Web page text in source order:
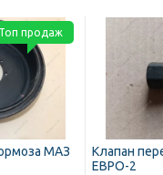
МАЗ
Топ продаж
Клапан
ЕВРО-2